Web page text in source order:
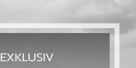
EXKLUSIV